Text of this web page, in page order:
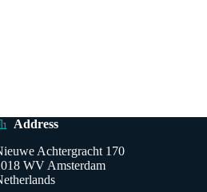
Address
Achtergracht 170
WV Amsterdam